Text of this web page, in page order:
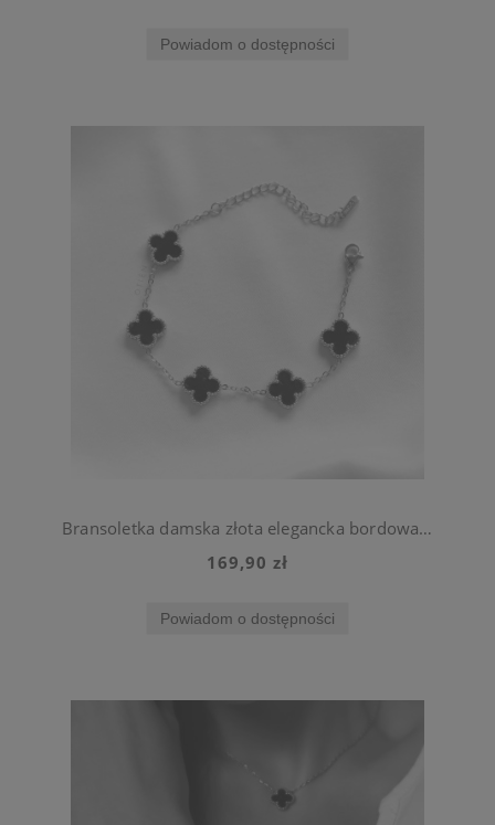
Powiadom o dostępności
Bransoletka damska złota elegancka bordowa koniczynka stal chirurgiczna
169,90 zł
Powiadom o dostępności